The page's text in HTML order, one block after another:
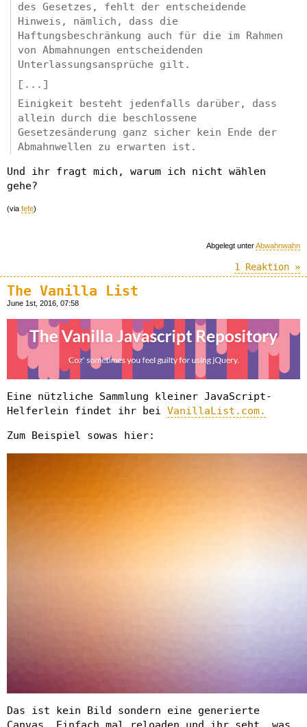
des Gesetzes, fehlt der entscheidende
Hinweis, nämlich, dass die
Haftungsbeschränkung auch für die im Rahmen
von Abmahnungen entscheidenden
Unterlassungsansprüche gilt.
[...]
Einigkeit besteht jedenfalls darüber, dass
allein durch die beschlossene
Gesetzesänderung ganz sicher kein Ende der
Abmahnwellen zu erwarten ist.
Und ihr fragt mich, warum ich nicht wählen
gehe?
(via fefe)
Abgelegt unterAbwahnwahn
1 Reaktion »
The Vanilla List
June 1st, 2016, 07:58
Eine nützliche Sammlung kleiner JavaScript-
Helferlein findet ihr bei VanillaList.com.
Zum Beispiel sowas hier:
Das ist kein Bild sondern eine generierte